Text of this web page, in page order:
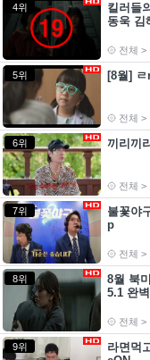
4위
킬러들
동욱 김
전체 >
5위 [8월]
전체 >
6위 끼리끼
전체 >
7위
불꽃야
p
전체 >
8위
8월 북
5.1 완
전체 >
9위
라면먹